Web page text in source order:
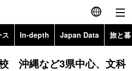
English
简体字
ス In-depth Japan Data 旅と
Topics
沖縄など3県中心、文科